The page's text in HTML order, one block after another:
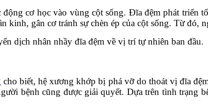
cơ học vào vùng cột sống. Đĩa đệm phát triển
kinh, gân cơ tránh sự chèn ép của cột sống. Từ
dịch nhân nhầy đĩa đệm về vị trí tự nhiên ban đầu.
cho biết, hệ xương khớp bị phá vỡ do thoát vị đĩa
bệnh cũng được giải quyết. Dựa trên tình trạng